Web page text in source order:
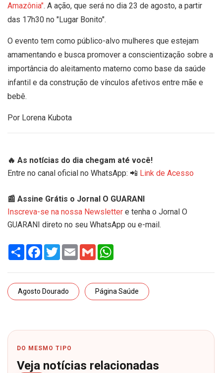
Amazônia". A ação, que será no dia 23 de agosto, a partir
das 17h30 no "Lugar Bonito".
O evento tem como público-alvo mulheres que estejam
amamentando e busca promover a conscientização sobre a
importância do aleitamento materno como base da saúde
infantil e da construção de vínculos afetivos entre mãe e
bebê.
Por Lorena Kubota
🔥 As notícias do dia chegam até você!
Entre no canal oficial no WhatsApp: 📲 Link de Acesso
📰 Assine Grátis o Jornal O GUARANI
Inscreva-se na nossa Newsletter e tenha o Jornal O
GUARANI direto no seu WhatsApp ou e-mail.
Share Facebook
TwitterEmail Gmail
Agosto Dourado Página Saúde
DO MESMO TIPO
Veja notícias relacionadas